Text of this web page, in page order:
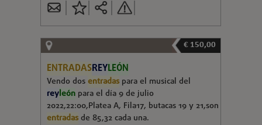
€ 150,00
ENTRADASREYLEÓN
Vendo dosentradaspara el musical del
reyleón para el día 9 de julio
2022,22:00,Platea A, Fila17, butacas 19 y 21,son
entradasde 85,32 cada una.